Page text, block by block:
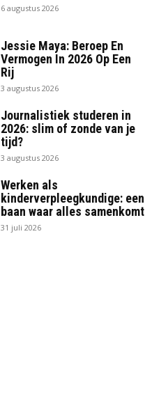
6 augustus 2026
Jessie Maya: Beroep En
Vermogen In 2026 Op Een
Rij
3 augustus 2026
Journalistiek studeren in
2026: slim of zonde van je
tijd?
3 augustus 2026
Werken als
kinderverpleegkundige: een
baan waar alles samenkomt
31 juli 2026